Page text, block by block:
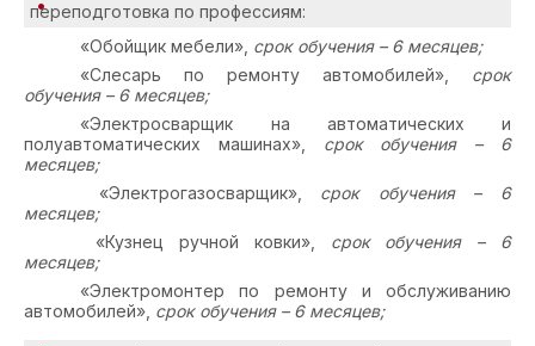
переподготовка по профессиям:
«Обойщик мебели», срок обучения – 6 месяцев;
«Слесарь по ремонту автомобилей», срок
обучения – 6 месяцев;
«Электросварщик на автоматических и
полуавтоматических машинах», срок обучения – 6
месяцев;
«Электрогазосварщик», срок обучения – 6
месяцев;
«Кузнец ручной ковки», срок обучения – 6
месяцев;
«Электромонтер по ремонту и обслуживанию
автомобилей», срок обучения – 6 месяцев;